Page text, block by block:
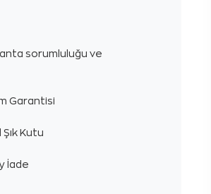
sorumluluğu ve
Garantisi
Kutu
İade